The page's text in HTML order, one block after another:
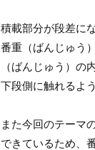
積載部分が段差に
番重（ばんじゅう
（ばんじゅう）の
下段側に触れるよ
また今回のテーマ
できているため、